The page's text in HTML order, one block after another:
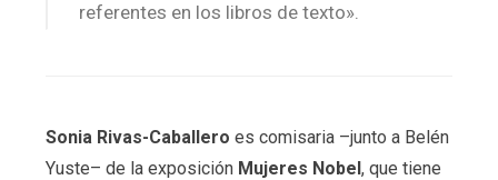
referentes en los libros de texto».
Sonia Rivas-Caballero es comisaria –junto a Belén
Yuste– de la exposición Mujeres Nobel, que tiene